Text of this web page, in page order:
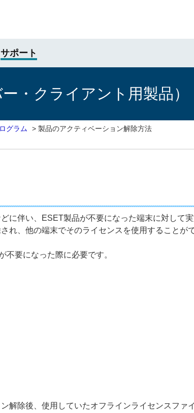
サポート
・クライアント用製品）
グラム > 製品のアクティベーション解除方法
に伴い、ESET製品が不要になった端末に対して実
れ、他の端末でそのライセンスを使用することが
要になった際に必要です。
解除後、使用していたオフラインライセンスファ